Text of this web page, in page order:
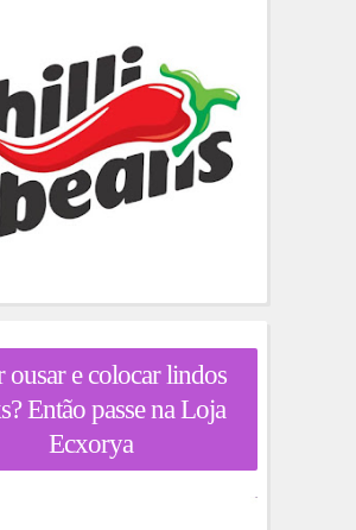
ousar e colocar lindos
Então passe na Loja
Ecxorya